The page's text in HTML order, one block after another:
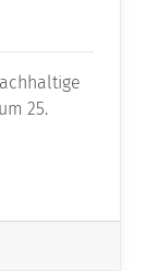
25.